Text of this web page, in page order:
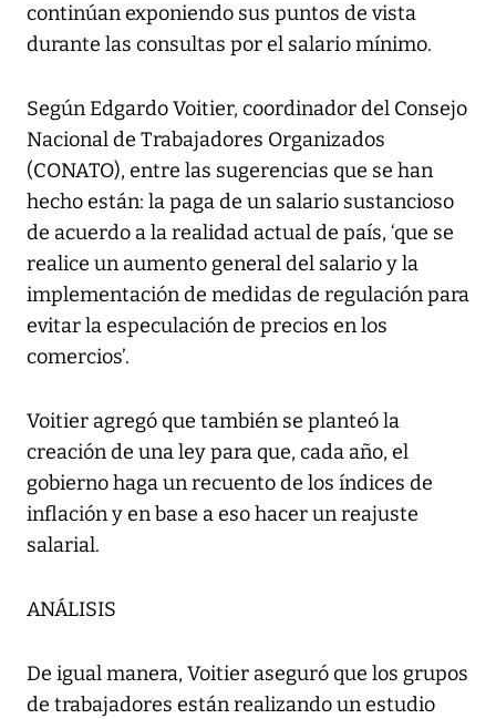
continúan exponiendo sus puntos de vista
durante las consultas por el salario mínimo.
Según Edgardo Voitier, coordinador del Consejo
Nacional de Trabajadores Organizados
(CONATO), entre las sugerencias que se han
hecho están: la paga de un salario sustancioso
de acuerdo a la realidad actual de país, ‘que se
realice un aumento general del salario y la
implementación de medidas de regulación para
evitar la especulación de precios en los
comercios’.
Voitier agregó que también se planteó la
creación de una ley para que, cada año, el
gobierno haga un recuento de los índices de
inflación y en base a eso hacer un reajuste
salarial.
ANÁLISIS
De igual manera, Voitier aseguró que los grupos
de trabajadores están realizando un estudio